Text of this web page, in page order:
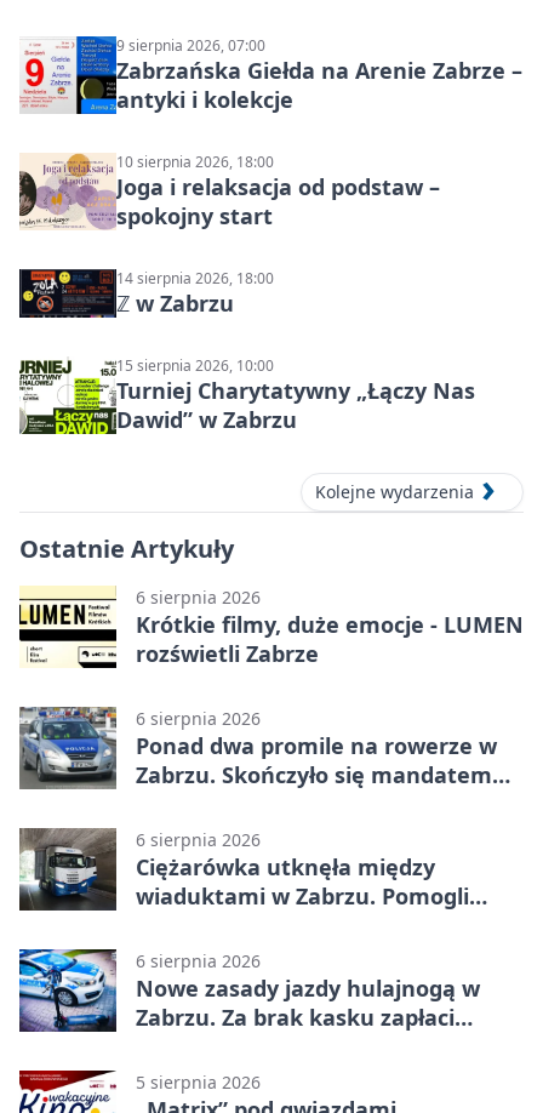
9 sierpnia 2026, 07:00
Zabrzańska Giełda na Arenie Zabrze –
antyki i kolekcje
10 sierpnia 2026, 18:00
Joga i relaksacja od podstaw –
spokojny start
14 sierpnia 2026, 18:00
ℤ w Zabrzu
15 sierpnia 2026, 10:00
Turniej Charytatywny „Łączy Nas
Dawid” w Zabrzu
Kolejne wydarzenia
Ostatnie Artykuły
6 sierpnia 2026
Krótkie filmy, duże emocje - LUMEN
rozświetli Zabrze
6 sierpnia 2026
Ponad dwa promile na rowerze w
Zabrzu. Skończyło się mandatem
6 sierpnia 2026
Ciężarówka utknęła między
wiaduktami w Zabrzu. Pomogli
6 sierpnia 2026
Nowe zasady jazdy hulajnogą w
Zabrzu. Za brak kasku zapłaci
5 sierpnia 2026